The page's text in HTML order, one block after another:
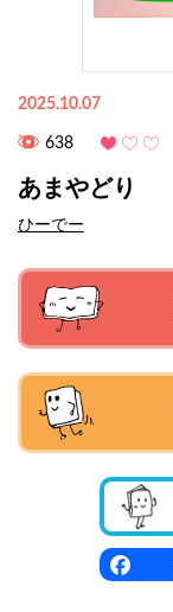
2025.10.07
638
あまやどり
ひーでー